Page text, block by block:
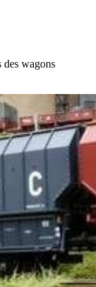
des wagons